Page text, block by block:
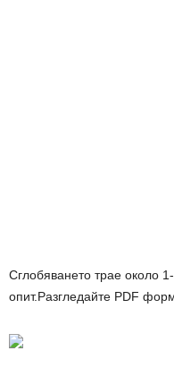
Сглобяването трае около
опит.Разгледайте PDF